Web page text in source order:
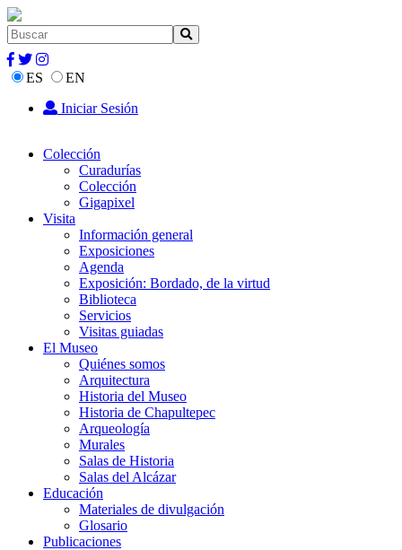
ES
EN
Iniciar Sesión
Colección
Curadurías
Colección
Gigapixel
Visita
Información general
Exposiciones
Agenda
Exposición: Bordado, de la virtud
Biblioteca
Servicios
Visitas guiadas
El Museo
Quiénes somos
Arquitectura
Historia del Museo
Historia de Chapultepec
Arqueología
Murales
Salas de Historia
Salas del Alcázar
Educación
Materiales de divulgación
Glosario
Publicaciones